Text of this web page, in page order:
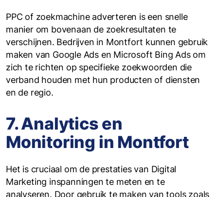
PPC of zoekmachine adverteren is een snelle
manier om bovenaan de zoekresultaten te
verschijnen. Bedrijven in Montfort kunnen gebruik
maken van Google Ads en Microsoft Bing Ads om
zich te richten op specifieke zoekwoorden die
verband houden met hun producten of diensten
en de regio.
7. Analytics en
Monitoring in Montfort
Het is cruciaal om de prestaties van Digital
Marketing inspanningen te meten en te
analyseren. Door gebruik te maken van tools zoals